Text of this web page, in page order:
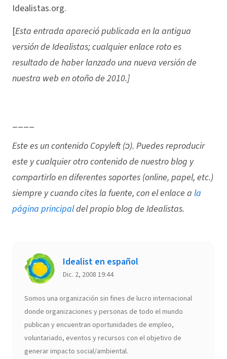
Idealistas.org.
[Esta entrada apareció publicada en la antigua
versión de Idealistas; cualquier enlace roto es
resultado de haber lanzado una nueva versión de
nuestra web en otoño de 2010.]
Este es un contenido Copyleft (ↄ). Puedes reproducir
este y cualquier otro contenido de nuestro blog y
compartirlo en diferentes soportes (online, papel, etc.)
siempre y cuando cites la fuente, con el enlace a la
página principaldel propio blog de Idealistas.
Idealist en español
Dic. 2, 2008 19:44
Somos una organización sin fines de lucro internacional
donde organizaciones y personas de todo el mundo
publican y encuentran oportunidades de empleo,
voluntariado, eventos y recursos con el objetivo de
generar impacto social/ambiental.